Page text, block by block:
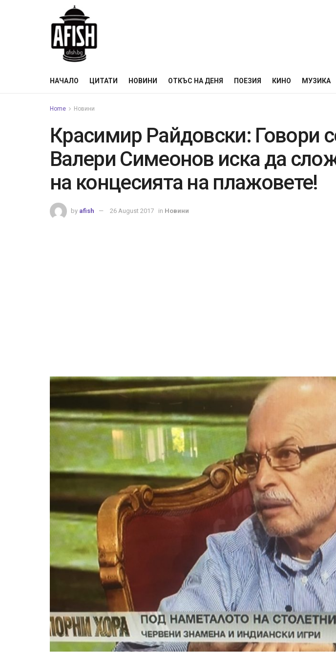
НАЧАЛО ЦИТАТИ НОВИНИ ОТКЪС НА ДЕНЯ ПОЕЗИЯ КИНО МУЗИКА
Home Новини
Красимир Райдовски: Говори
Валери Симеонов иска да
на концесията на плажовете!
by afish 26 August 2017 in Новини